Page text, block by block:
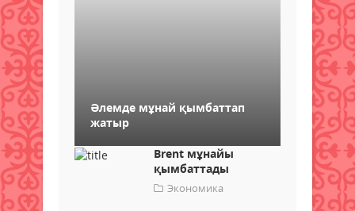
Әлемде мұнай қымбаттап
жатыр
Brent мұнайы
қымбаттады
Экономика